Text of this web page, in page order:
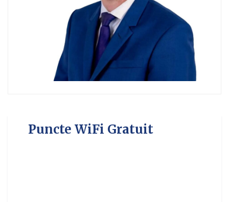
Puncte WiFi Gratuit